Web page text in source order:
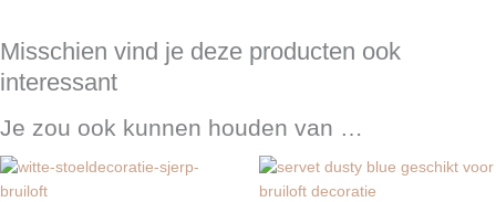
Misschien vind je deze producten ook
interessant
Je zou ook kunnen houden van …